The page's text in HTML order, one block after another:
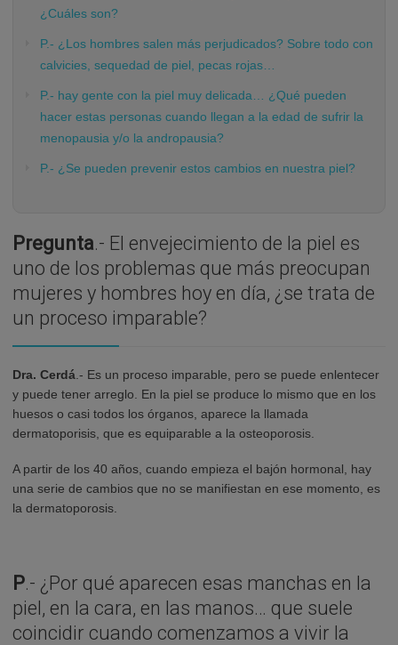
¿Cuáles son?
P.- ¿Los hombres salen más perjudicados? Sobre todo con
calvicies, sequedad de piel, pecas rojas…
P.- hay gente con la piel muy delicada… ¿Qué pueden
hacer estas personas cuando llegan a la edad de sufrir la
menopausia y/o la andropausia?
P.- ¿Se pueden prevenir estos cambios en nuestra piel?
Pregunta.- El envejecimiento de la piel es
uno de los problemas que más preocupan
mujeres y hombres hoy en día, ¿se trata de
un proceso imparable?
Dra. Cerdá .- Es un proceso imparable, pero se puede enlentecer
y puede tener arreglo. En la piel se produce lo mismo que en los
huesos o casi todos los órganos, aparece la llamada
dermatoporisis, que es equiparable a la osteoporosis.
A partir de los 40 años, cuando empieza el bajón hormonal, hay
una serie de cambios que no se manifiestan en ese momento, es
la dermatoporosis.
P.- ¿Por qué aparecen esas manchas en la
piel, en la cara, en las manos… que suele
coincidir cuando comenzamos a vivir la